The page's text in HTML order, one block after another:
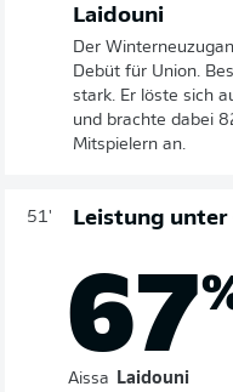
Laidouni
Der
Debüt für Union.
stark. Er löste sich
und brachte dabei
Mitspielern an.
51' Leistung
67
Aissa Laidouni